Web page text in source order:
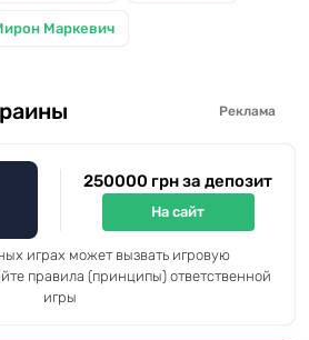
Маркевич
Реклама
250000 грн за депозит
На сайт
играх может вызвать игровую
правила (принципы) ответственной
игры